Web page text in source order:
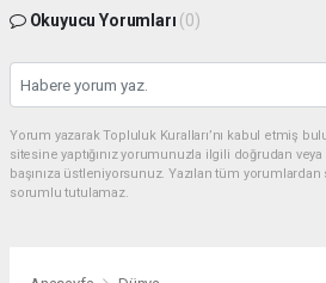
Okuyucu Yorumları (0)
Yorum yazarak Topluluk Kuralları’nı kabul etmiş
sitesine yaptığınız yorumunuzla ilgili doğrudan
başınıza üstleniyorsunuz. Yazılan tüm
sorumlu tutulamaz.